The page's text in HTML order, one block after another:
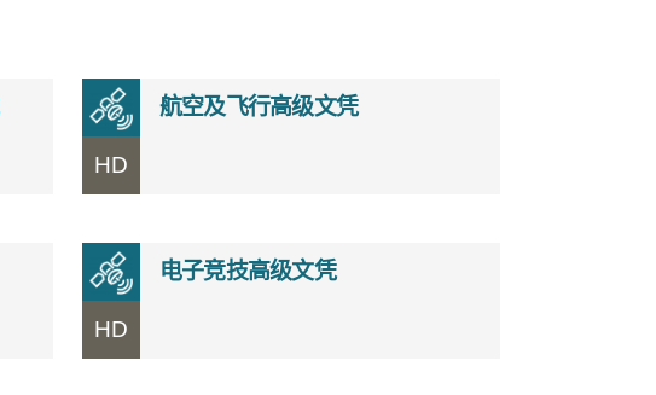
HD
航空及飞行高级文凭
HD
电子竞技高级文凭